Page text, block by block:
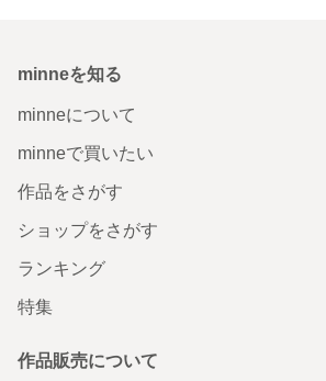
minneを知る
minneについて
minneで買いたい
作品をさがす
ショップをさがす
ランキング
特集
作品販売について